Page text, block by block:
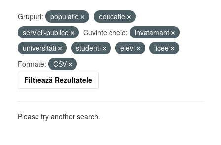
Grupuri: populatie
educatie
servicii-publice
Cuvinte cheie:
invatamant
universitati
studenti elevi
licee
Formate:
CSV
Filtrează Rezultatele
Please try another search.